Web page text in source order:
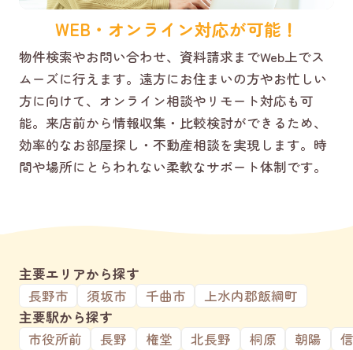
WEB・オンライン対応が可能！
物件検索やお問い合わせ、資料請求までWeb上でス
ムーズに行えます。遠方にお住まいの方やお忙しい
方に向けて、オンライン相談やリモート対応も可
能。来店前から情報収集・比較検討ができるため、
効率的なお部屋探し・不動産相談を実現します。時
間や場所にとらわれない柔軟なサポート体制です。
主要エリアから探す
長野市
須坂市 千曲市
上水内郡飯綱町
主要駅から探す
市役所前
長野 権堂 北長野 桐原 朝陽